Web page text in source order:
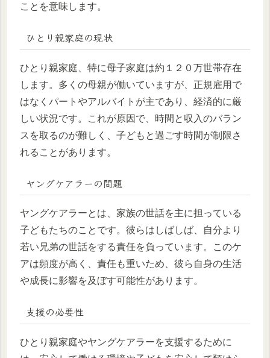
ことを意味します。
ひとり親家庭の現状
ひとり親家庭、特に母子家庭は約１２０万世帯存在
します。多くの母親が働いていますが、正規雇用で
はなくパートやアルバイトが主であり、経済的に厳
しい状況です。これが原因で、時間と収入のバラン
スを取るのが難しく、子どもと過ごす時間が制限さ
れることがあります。
ヤングケアラーの問題
ヤングケアラーとは、家族の世話を主に担っている
子どもたちのことです。彼らはしばしば、自分より
若い兄弟の世話をする責任を負っています。このケ
アは頻度が高く、責任も重いため、彼ら自身の生活
や成長に影響を及ぼす可能性があります。
支援の必要性
ひとり親家庭やヤングケアラーを支援するために